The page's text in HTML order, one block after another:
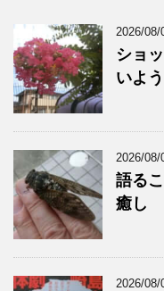
2026/08/
ショ
いよ
2026/08/
語る
癒し
2026/08/